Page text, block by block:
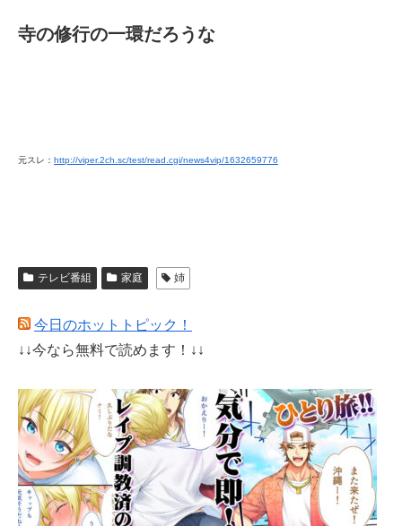
寺の修行の一環だろうな
元スレ： http://viper.2ch.sc/test/read.cgi/news4vip/1632659776
テレビ番組 家庭 姉
今日のホットトピック！
↓↓今なら無料で読めます！↓↓